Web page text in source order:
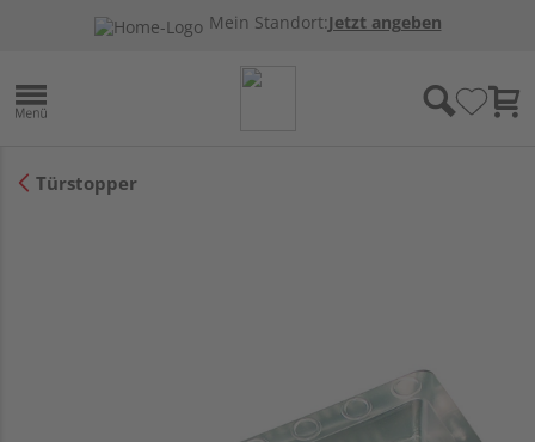
Mein Standort:Jetzt angeben
Türstopper